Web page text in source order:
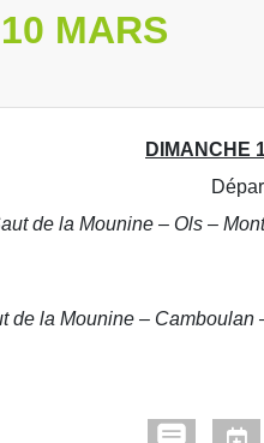
MARS
DIMANCHE
de la Mounine – Ols –
de la Mounine – Camboulan